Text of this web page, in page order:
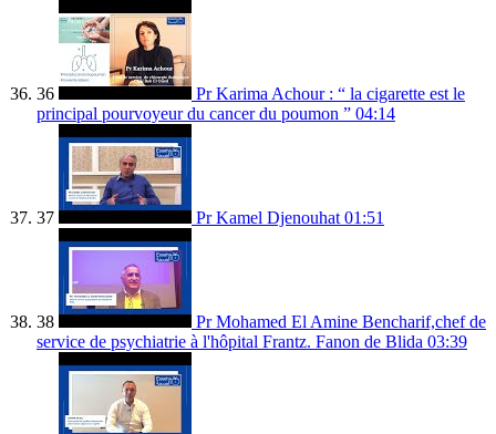
36
Pr Karima Achour : “ la cigarette est le
principal pourvoyeur du cancer du poumon ” 04:14
37 Pr Kamel Djenouhat 01:51
38
Pr Mohamed El Amine Bencharif,chef de
service de psychiatrie à l'hôpital Frantz. Fanon de Blida 03:39